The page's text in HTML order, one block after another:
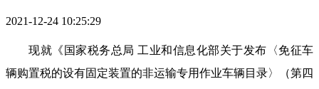
2021-12-24 10:25:29
现就《国家税务总局 工业和信息化部关于发布〈免征车
辆购置税的设有固定装置的非运输专用作业车辆目录〉（第四